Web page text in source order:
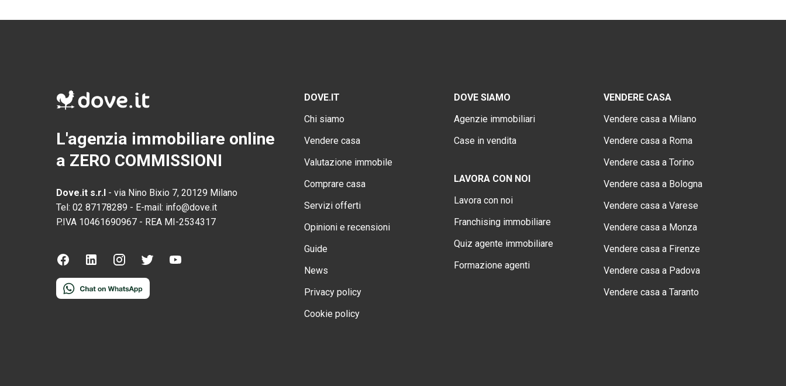
L'agenzia immobiliare online
a ZERO COMMISSIONI
Dove.it s.r.l - via Nino Bixio 7, 20129 Milano
Tel: 02 87178289 - E-mail: info@dove.it
P.IVA 10461690967 - REA MI-2534317
DOVE.IT
Chi siamo
Vendere casa
Valutazione immobile
Comprare casa
Servizi offerti
Opinioni e recensioni
Guide
News
Privacy policy
Cookie policy
DOVE SIAMO
Agenzie immobiliari
Case in vendita
LAVORA CON NOI
Lavora con noi
Franchising immobiliare
Quiz agente immobiliare
Formazione agenti
VENDERE CASA
Vendere casa a Milano
Vendere casa a Roma
Vendere casa a Torino
Vendere casa a Bologna
Vendere casa a Varese
Vendere casa a Monza
Vendere casa a Firenze
Vendere casa a Padova
Vendere casa a Taranto